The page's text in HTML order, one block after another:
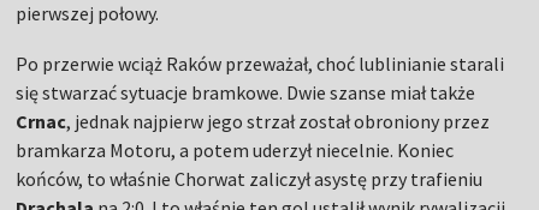
pierwszej połowy.
Po przerwie wciąż Raków przeważał, choć lublinianie starali
się stwarzać sytuacje bramkowe. Dwie szanse miał także
Crnac, jednak najpierw jego strzał został obroniony przez
bramkarza Motoru, a potem uderzył niecelnie. Koniec
końców, to właśnie Chorwat zaliczył asystę przy trafieniu